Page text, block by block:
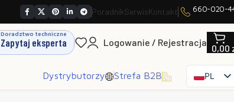
PoradnikSerwisKontakt 660-020-
Doradztwo techniczne
Zapytaj eksperta Logowanie / Rejestracja
0,00
Dystrybutorzy Strefa B2B
PL